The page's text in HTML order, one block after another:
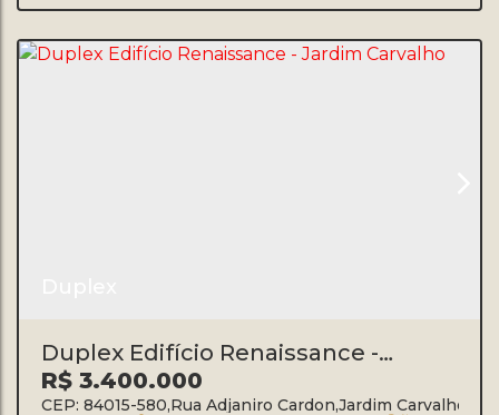
Duplex Edifício Renaissance -
Jardim Carvalho
R$3.400.000
CEP: 84015-580,Rua Adjaniro Cardon,Jardim Carvalho